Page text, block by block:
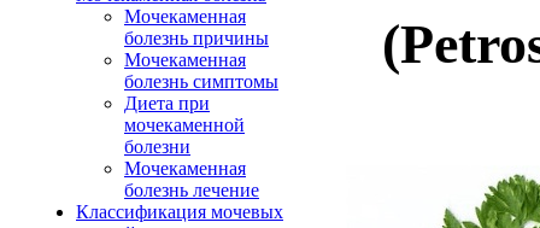
Мочекаменная
болезнь причины
Мочекаменная
болезнь симптомы
Диета при
мочекаменной
болезни
Мочекаменная
болезнь лечение
Классификация мочевых